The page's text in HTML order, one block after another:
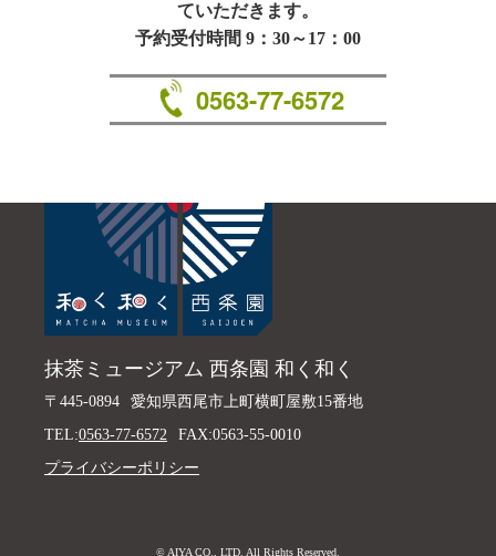
ていただきます。
予約受付時間 9：30～17：00
0563-77-6572
抹茶ミュージアム 西条園 和く和く
〒445-0894
愛知県西尾市上町横町屋敷15番地
TEL:0563-77-6572
FAX:0563-55-0010
プライバシーポリシー
© AIYA CO., LTD. All Rights Reserved.